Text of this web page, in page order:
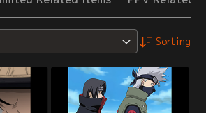
Sorting